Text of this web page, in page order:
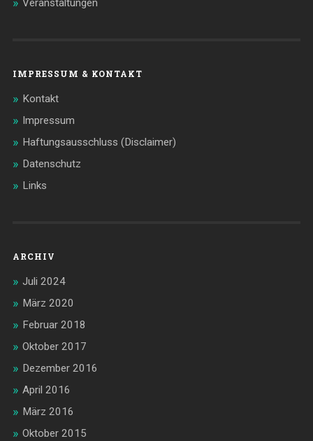
Veranstaltungen
IMPRESSUM & KONTAKT
Kontakt
Impressum
Haftungsausschluss (Disclaimer)
Datenschutz
Links
ARCHIV
Juli 2024
März 2020
Februar 2018
Oktober 2017
Dezember 2016
April 2016
März 2016
Oktober 2015